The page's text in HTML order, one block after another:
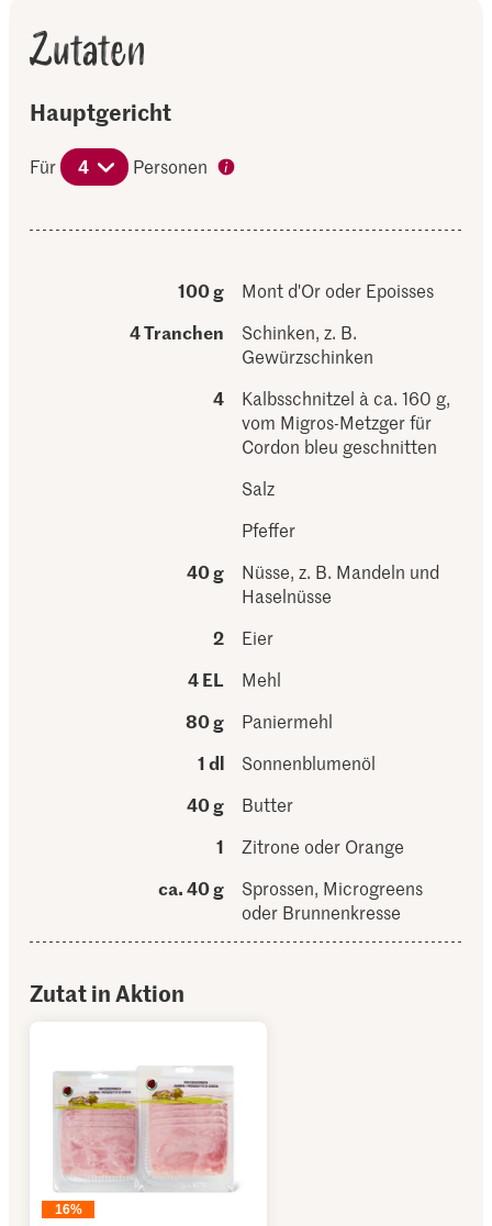
Zutaten
Hauptgericht
Für 4 Personen
100 g
Mont d'Or oder Epoisses
4 Tranchen
Schinken, z. B.
Gewürzschinken
4
Kalbsschnitzel à ca. 160 g,
vom Migros-Metzger für
Cordon bleu geschnitten
Salz
Pfeffer
40 g
Nüsse, z. B. Mandeln und
Haselnüsse
2
Eier
4 EL
Mehl
80 g
Paniermehl
1 dl
Sonnenblumenöl
40 g
Butter
1
Zitrone oder Orange
ca. 40 g
Sprossen, Microgreens
oder Brunnenkresse
Zutat in Aktion
16%